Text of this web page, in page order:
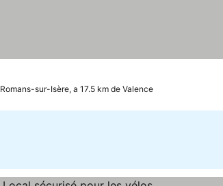
Romans-sur-Isère, a 17.5 km de Valence